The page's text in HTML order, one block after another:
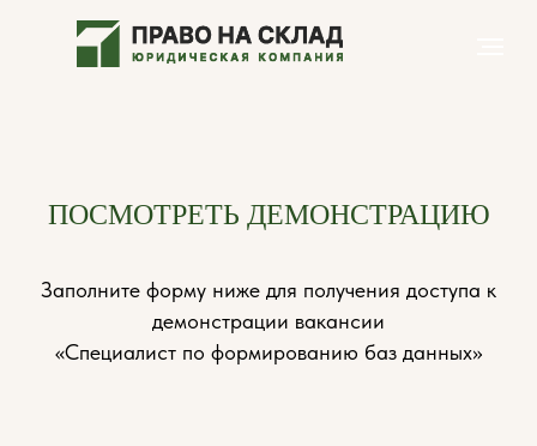
ПОСМОТРЕТЬ ДЕМОНСТРАЦИЮ
Заполните форму ниже для получения доступа к
демонстрации вакансии
«Специалист по формированию баз данных»